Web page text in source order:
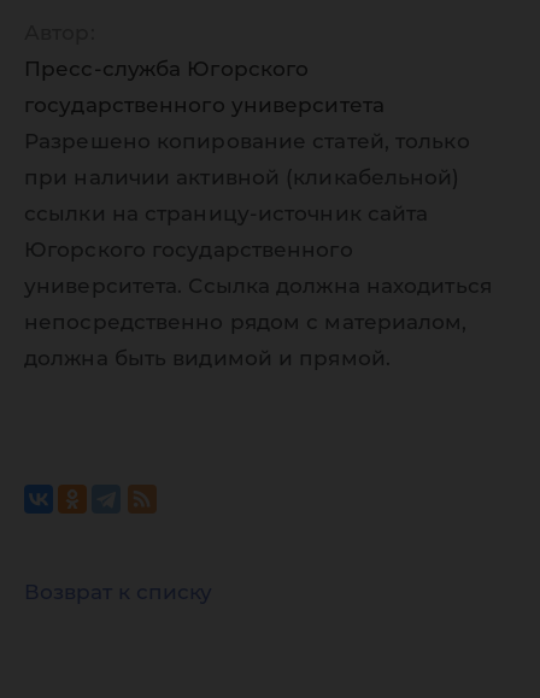
Пресс-служба Югорского
государственного университета
Разрешено копирование статей, только
при наличии активной (кликабельной)
ссылки на страницу-источник сайта
Югорского государственного
университета. Ссылка должна находиться
непосредственно рядом с материалом,
должна быть видимой и прямой.
Возврат к списку